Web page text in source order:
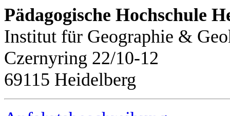
Pädagogische Hochschule
Institut für Geographie &
Czernyring 22/10-12
69115 Heidelberg